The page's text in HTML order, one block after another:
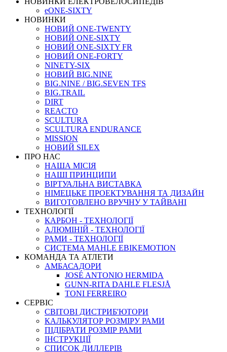
eONE-SIXTY
НОВИНКИ
НОВИЙ ONE-TWENTY
НОВИЙ ONE-SIXTY
НОВИЙ ONE-SIXTY FR
НОВИЙ ONE-FORTY
NINETY-SIX
НОВИЙ BIG.NINE
BIG.NINE / BIG.SEVEN TFS
BIG.TRAIL
DIRT
REACTO
SCULTURA
SCULTURA ENDURANCE
MISSION
НОВИЙ SILEX
ПРО НАС
НАША МICIЯ
НАШI ПРИНЦИПИ
ВIРТУАЛЬНА ВИСТАВКА
НІМЕЦЬКЕ ПРОЕКТУВАННЯ ТА ДИЗАЙН
ВИГОТОВЛЕНО ВРУЧНУ У ТАЙВАНІ
ТЕХНОЛОГІЇ
КАРБОН - ТЕХНОЛОГІЇ
АЛЮМІНІЙ - ТЕХНОЛОГІЇ
РАМИ - ТЕХНОЛОГІЇ
СИСТЕМА MAHLE EBIKEMOTION
КОМАНДА ТА АТЛЕТИ
АМБАСАДОРИ
JOSÉ ANTONIO HERMIDA
GUNN-RITA DAHLE FLESJÅ
TONI FERREIRO
СЕРВІС
СВІТОВІ ДИСТРИБ'ЮТОРИ
КАЛЬКУЛЯТОР РОЗМIРУ РАМИ
ПІДІБРАТИ РОЗМІР РАМИ
IНСТРУКЦIЇ
СПИСОК ДИЛЛЕРІВ